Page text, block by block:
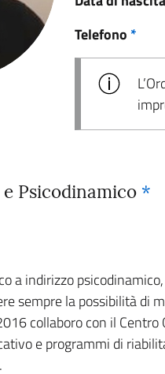
- new tab)
scheda - new tab)
Telefono *
Psicodinamico *
a indirizzo
sempre la possibilità di
collaboro con il
e programmi di